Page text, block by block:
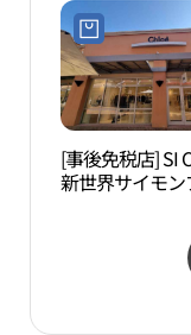
トヨジュ（驪州
드로 신세계사
미엄아울렛 여
[事後免税店] SI
新世界サイモ
（驪州）店(끌
계사이먼프리